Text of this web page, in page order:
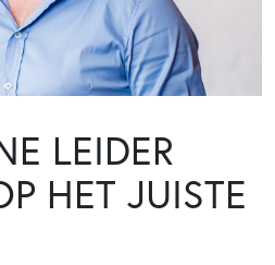
LEIDER
HET JUISTE